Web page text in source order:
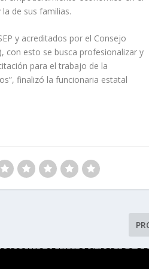
de sus familias.
y acreditados por el Consejo
con esto se busca profesionalizar y
para el trabajo de la
finalizó la funcionaria estatal
SE HAN RECUPERADO